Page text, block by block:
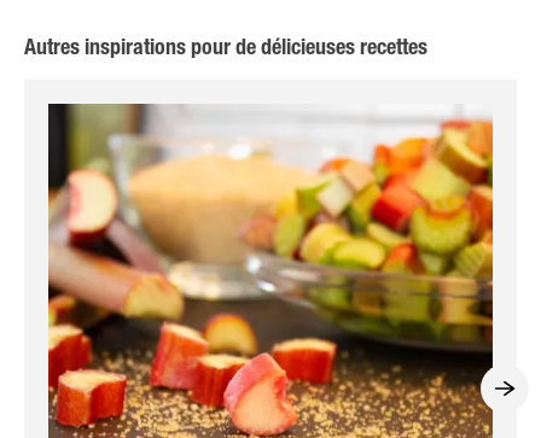
Autres inspirations pour de délicieuses recettes